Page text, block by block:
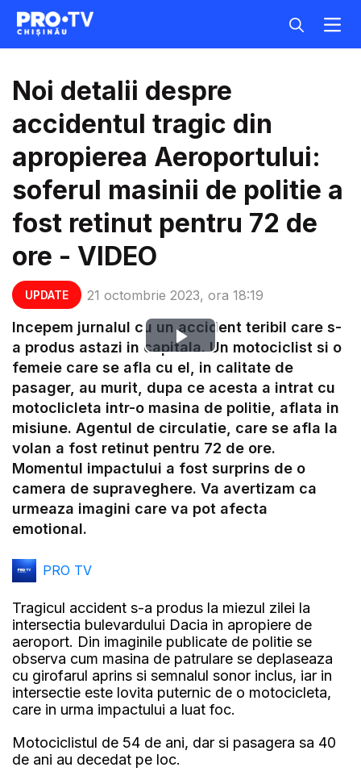
UPDATE 21 octombrie 2023, ora 18:19
Noi detalii despre
accidentul tragic din
apropierea Aeroportului:
soferul masinii de politie a
fost retinut pentru 72 de
ore - VIDEO
Play
Video
Incepem jurnalul cu un accident teribil care s-
a produs astazi in capitala. Un motociclist si o
femeie care se afla cu el, in calitate de
pasager, au murit, dupa ce acesta a intrat cu
motoclicleta intr-o masina de politie, aflata in
misiune. Agentul de circulatie, care se afla la
volan a fost retinut pentru 72 de ore.
Momentul impactului a fost surprins de o
camera de supraveghere. Va avertizam ca
urmeaza imagini care va pot afecta
emotional.
PRO TV
Tragicul accident s-a produs la miezul zilei la
intersectia bulevardului Dacia in apropiere de
aeroport. Din imaginile publicate de politie se
observa cum masina de patrulare se deplaseaza
cu girofarul aprins si semnalul sonor inclus, iar in
intersectie este lovita puternic de o motocicleta,
care in urma impactului a luat foc.
Motociclistul de 54 de ani, dar si pasagera sa 40
de ani au decedat pe loc.